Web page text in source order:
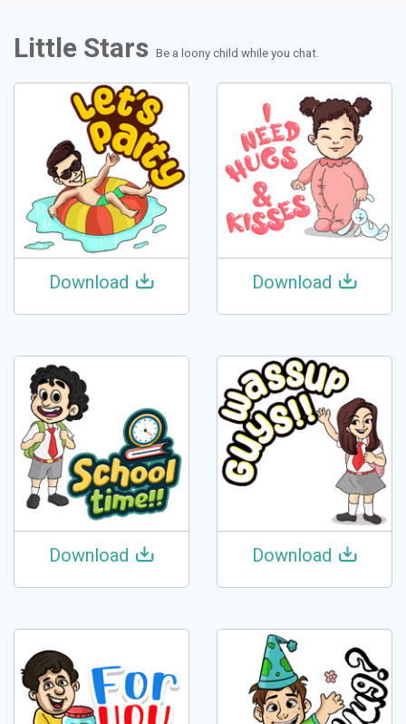
Little Stars Be a loony child while you chat.
Download Download
Download Download